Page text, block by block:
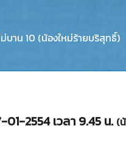
บาน 10 (น้องใหม่ร้ายบริสุทธิ์)
2554 เวลา 9.45 น. (